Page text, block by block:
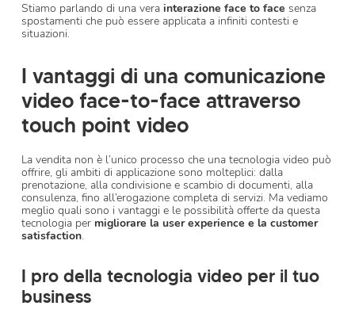
Stiamo parlando di una vera interazione face to face senza
spostamenti che può essere applicata a infiniti contesti e
situazioni.
I vantaggi di una comunicazione
video face-to-face attraverso
touch point video
La vendita non è l’unico processo che una tecnologia video può
offrire, gli ambiti di applicazione sono molteplici: dalla
prenotazione, alla condivisione e scambio di documenti, alla
consulenza, fino all’erogazione completa di servizi. Ma vediamo
meglio quali sono i vantaggi e le possibilità offerte da questa
tecnologia per migliorare la user experience e la customer
satisfaction.
I pro della tecnologia video per il tuo
business